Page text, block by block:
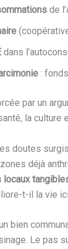
de
dans
:
par un
la culture
doutes
déjà
locaux
t-il la vie
bien
Le pas